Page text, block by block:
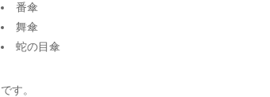
番傘
舞傘
蛇の目傘
です。